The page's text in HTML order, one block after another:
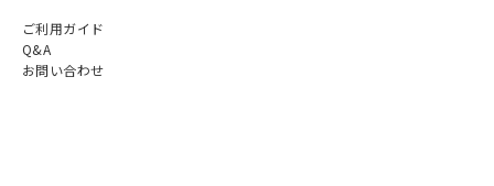
ご利用ガイド
Q&A
お問い合わせ